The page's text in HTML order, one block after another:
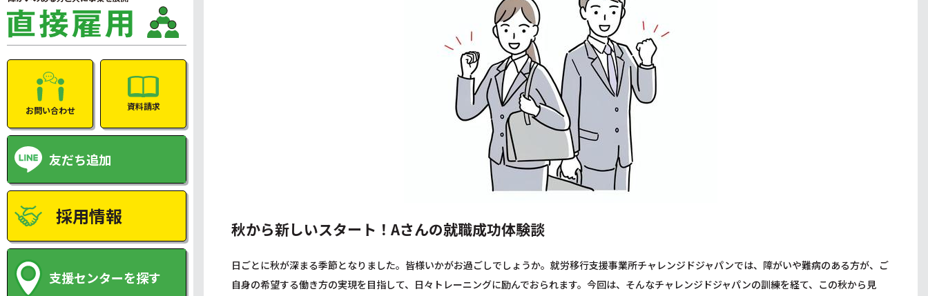
お問い合わせ 資料請求
友だち追加
採用情報
支援センターを探す
秋から新しいスタート！Aさんの就職成功体験談
日ごとに秋が深まる季節となりました。皆様いかがお過ごしでしょうか。就労移行支援事業所チャレンジドジャパンでは、障がいや難病のある方が、ご
自身の希望する働き方の実現を目指して、日々トレーニングに励んでおられます。今回は、そんなチャレンジドジャパンの訓練を経て、この秋から見